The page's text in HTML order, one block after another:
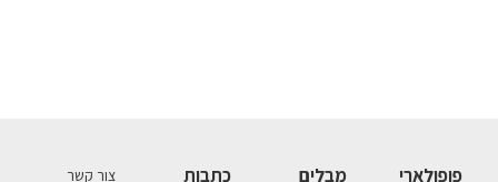
פופולארי מבלים כתבות צור קשר